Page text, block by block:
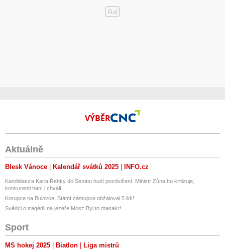
VÝBĚR
Aktuálně
Blesk Vánoce Kalendář svátků 2025 INFO.cz
Kandidatura Karla Řehky do Senátu budí pozdvižení. Ministr Zůna ho kritizuje,
konkurenti haní i chválí
Korupce na Bulovce: Státní zástupce obžaloval 5 lidí!
Svědci o tragédii na jezeře Most: Byl to masakr!
Sport
MS hokej 2025 Biatlon Liga mistrů